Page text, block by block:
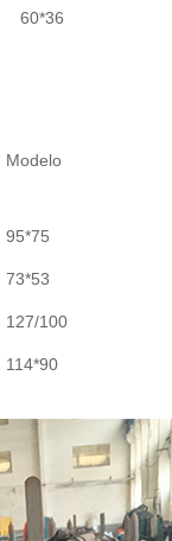
60*36
Modelo
95*75
73*53
127/100
114*90